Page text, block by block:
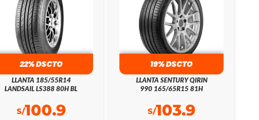
22% DSCTO
LLANTA 185/55R14
LANDSAIL LS388 80H BL
S/100.9
19% DSCTO
LLANTA SENTURY QIRIN
990 165/65R15 81H
S/103.9